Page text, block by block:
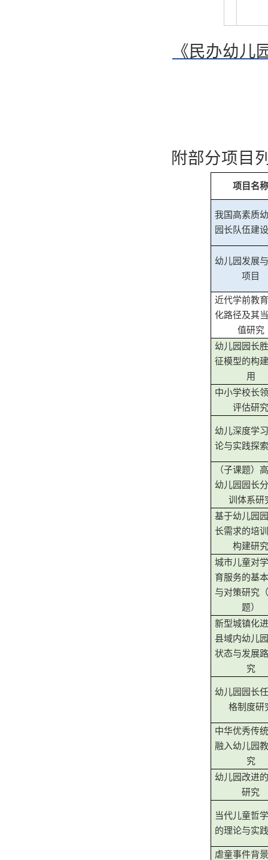
《民办幼儿
附部分项目
项目名
我国高素质
园长队伍建
幼儿园发展
项目
近代学前教
化路径及其
值研究
幼儿园园长
征模型的构
用
中小学校长
评估研
幼儿深度学
论与实践探
（子课题）
幼儿园园长
训体系研
基于幼儿园
长需求的培
构建研
城市儿童对
育服务的基
与对策研究
题）
新型城镇化
县域内幼儿
状态与发展
究
幼儿园园长
格制度研
中华优秀传
融入幼儿园
究
幼儿园改进
研究
当代儿童哲
的理论与实
虐童事件背